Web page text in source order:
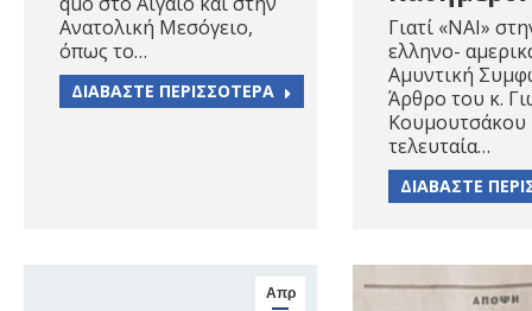
Ανατολική Μεσόγειο,
όπως το…
ΔΙΑΒΑΣΤΕ ΠΕΡΙΣΣΟΤΕΡΑ
Γιατί «ΝΑΙ»
ελληνο-
Αμυντική
Άρθρο του κ.
Κουμουτσάκου
τελευταία…
ΔΙΑΒΑΣΤΕ
Απρ